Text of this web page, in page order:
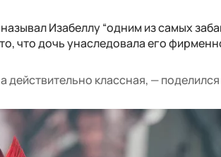
Изабеллу “одним из самых
что дочь унаследовала его
действительно классная, —